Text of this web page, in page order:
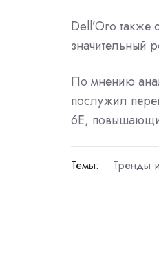
Dell’Oro также
значительный
По мнению
послужил
6E,
Темы: Тренды